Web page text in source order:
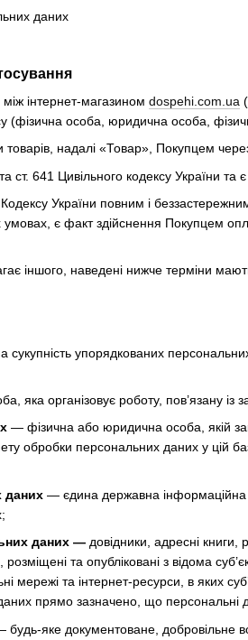
даних
інтернет-магазином dospehi.com.ua
(фізична особа, юридична особа,
надалі «Товар», Покупцем
та ст. 641 Цивільного кодексу України
Кодексу України повним і
є факт здійснення Покупцем
іншого, наведені нижче терміни
сукупність упорядкованих
яка організовує роботу, пов’язану із
— фізична або юридична особа, якій
обробки персональних даних у цій
даних — єдина державна інформаційна
даних — довідники, адресні книги,
розміщені та опубліковані з відома
мережі та інтернет-ресурси, в яких
прямо зазначено, що
будь-яке документоване, добровільне